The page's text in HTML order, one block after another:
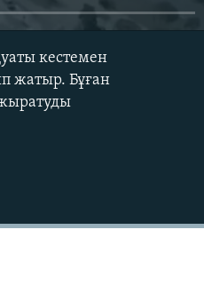
кестемен
жатыр. Бұған